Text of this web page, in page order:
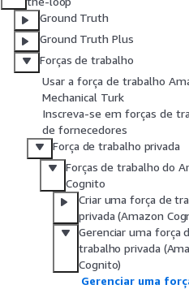
Ground Truth
Ground Truth Plus
Forças de trabalho
Usar a força de trabalho
Mechanical Turk
Inscreva-se em forças de
de fornecedores
Força de trabalho privada
Forças de trabalho do
Cognito
Criar uma força de
privada (Amazon
Gerenciar uma força
trabalho privada
Cognito)
Gerenciar uma